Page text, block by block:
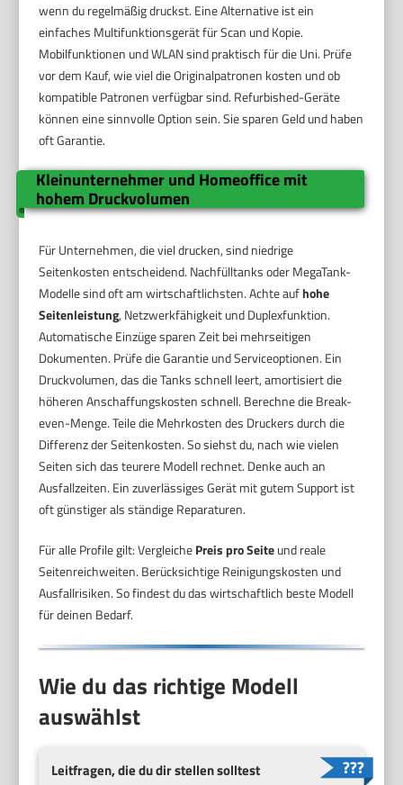
wenn du regelmäßig druckst. Eine Alternative ist ein
einfaches Multifunktionsgerät für Scan und Kopie.
Mobilfunktionen und WLAN sind praktisch für die Uni. Prüfe
vor dem Kauf, wie viel die Originalpatronen kosten und ob
kompatible Patronen verfügbar sind. Refurbished-Geräte
können eine sinnvolle Option sein. Sie sparen Geld und haben
oft Garantie.
Kleinunternehmer und Homeoffice mit
hohem Druckvolumen
Für Unternehmen, die viel drucken, sind niedrige
Seitenkosten entscheidend. Nachfülltanks oder MegaTank-
Modelle sind oft am wirtschaftlichsten. Achte aufhohe
Seitenleistung, Netzwerkfähigkeit und Duplexfunktion.
Automatische Einzüge sparen Zeit bei mehrseitigen
Dokumenten. Prüfe die Garantie und Serviceoptionen. Ein
Druckvolumen, das die Tanks schnell leert, amortisiert die
höheren Anschaffungskosten schnell. Berechne die Break-
even-Menge. Teile die Mehrkosten des Druckers durch die
Differenz der Seitenkosten. So siehst du, nach wie vielen
Seiten sich das teurere Modell rechnet. Denke auch an
Ausfallzeiten. Ein zuverlässiges Gerät mit gutem Support ist
oft günstiger als ständige Reparaturen.
Für alle Profile gilt: VergleichePreis pro Seiteund reale
Seitenreichweiten. Berücksichtige Reinigungskosten und
Ausfallrisiken. So findest du das wirtschaftlich beste Modell
für deinen Bedarf.
Wie du das richtige Modell
auswählst
Leitfragen, die du dir stellen solltest